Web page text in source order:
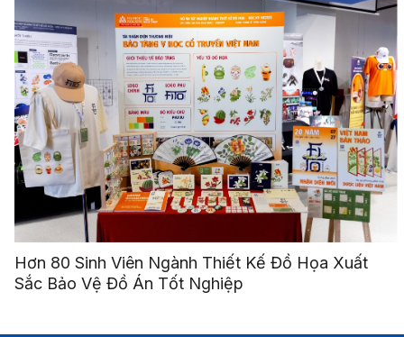
Hơn 80 Sinh Viên Ngành Thiết Kế Đồ Họa Xuất
Sắc Bảo Vệ Đồ Án Tốt Nghiệp